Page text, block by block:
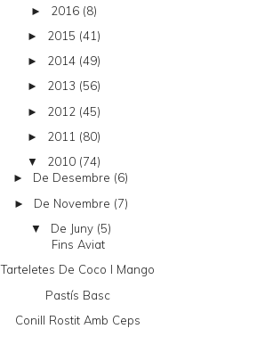
► 2016 (8)
► 2015 (41)
► 2014 (49)
► 2013 (56)
► 2012 (45)
► 2011 (80)
▼ 2010 (74)
► De Desembre (6)
► De Novembre (7)
▼ De Juny (5)
Fins Aviat
Tarteletes De Coco I Mango
Pastís Basc
Conill Rostit Amb Ceps